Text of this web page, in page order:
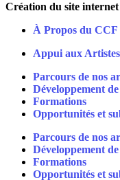
Création du site
À Propos du CCF
Appui aux Artistes
Parcours de nos
Développement
Formations
Opportunités et
Parcours de nos
Développement
Formations
Opportunités et